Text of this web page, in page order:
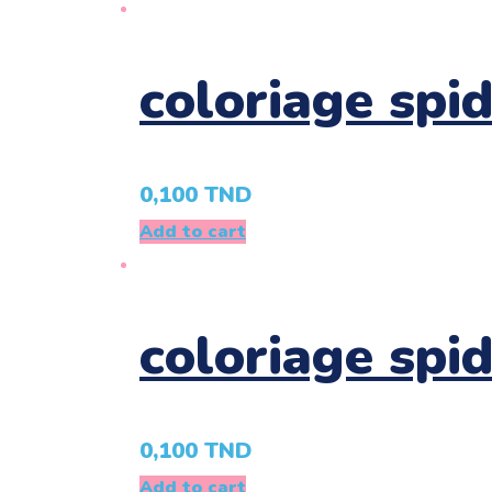
coloriage
0,100 TND
Add to cart
coloriage
0,100 TND